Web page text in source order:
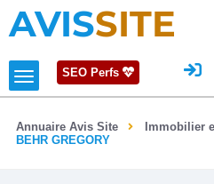
AVISSITE
SEO Perfs
Annuaire Avis Site
Immobilier
BEHR GREGORY